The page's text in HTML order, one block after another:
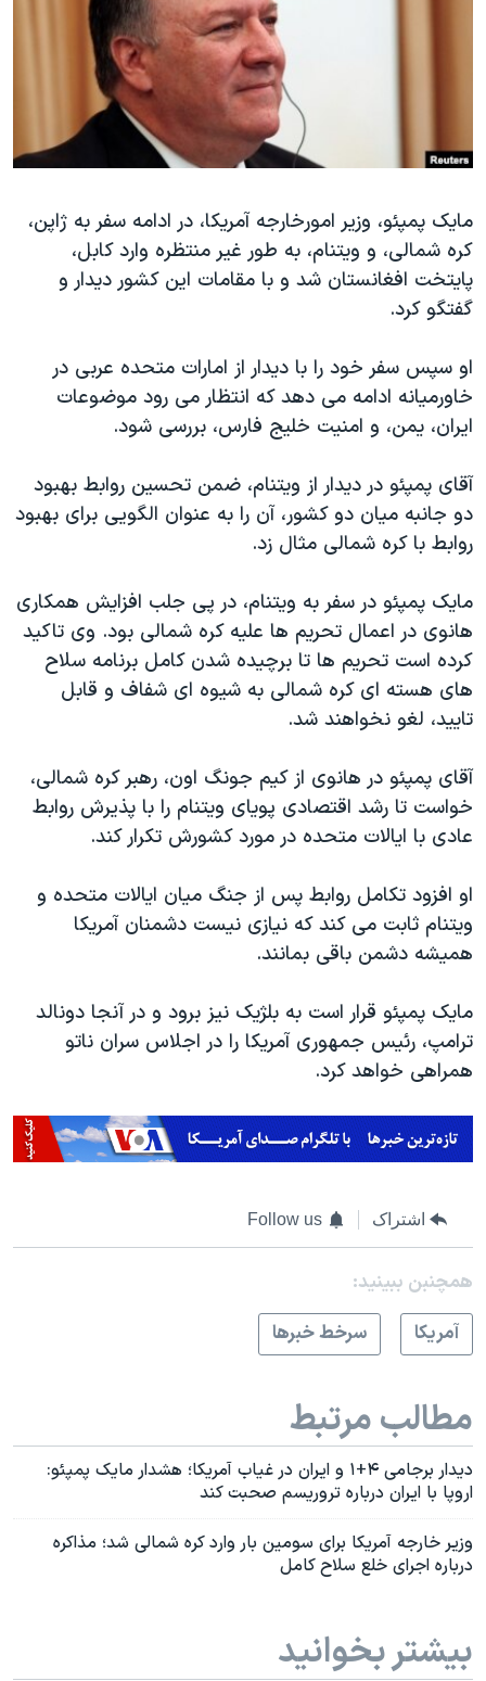
گالری عکس
آرشیو پخش زنده
انتخابات ریاست جمهوری آمریکا ۲۰۲۴
حمله جمهوری اسلامی به اسرائیل
اعتراضات زن، زندگی، آزادی
مجموعه مستندهای دادخواهی
تریبونال مردمی آبان ۹۸
چهل سال گروگان‌گیری
قانون شفافیت دارائی کادر رهبری ایران
اسرائیل در جنگ
نرگس محمدی برنده جایزه نوبل صلح
صفحه‌های ویژه
سفر پرزیدنت ترامپ به چین
زبانهای مختلف
مایک پمپئو، وزیر امورخارجه آمریکا، در ادامه سفر به ژاپن،
کره شمالی، و ویتنام، به طور غیر منتظره وارد کابل،
پایتخت افغانستان شد و با مقامات این کشور دیدار و
گفتگو کرد.
او سپس سفر خود را با دیدار از امارات متحده عربی در
خاورمیانه ادامه می دهد که انتظار می رود موضوعات
ایران، یمن، و امنیت خلیج فارس، بررسی شود.
آقای پمپئو در دیدار از ویتنام، ضمن تحسین روابط بهبود
دو جانبه میان دو کشور، آن را به عنوان الگویی برای بهبود
روابط با کره شمالی مثال زد.
مایک پمپئو در سفر به ویتنام، در پی جلب افزایش همکاری
هانوی در اعمال تحریم ها علیه کره شمالی بود. وی تاکید
کرده است تحریم ها تا برچیده شدن کامل برنامه سلاح
های هسته ای کره شمالی به شیوه ای شفاف و قابل
تایید، لغو نخواهند شد.
آقای پمپئو در هانوی از کیم جونگ اون، رهبر کره شمالی،
خواست تا رشد اقتصادی پویای ویتنام را با پذیرش روابط
عادی با ایالات متحده در مورد کشورش تکرار کند.
او افزود تکامل روابط پس از جنگ میان ایالات متحده و
ویتنام ثابت می کند که نیازی نیست دشمنان آمریکا
همیشه دشمن باقی بمانند.
مایک پمپئو قرار است به بلژیک نیز برود و در آنجا دونالد
ترامپ، رئیس جمهوری آمریکا را در اجلاس سران ناتو
همراهی خواهد کرد.
اشتراک Follow us
همچنبن ببینید:
آمريکا
سرخط خبرها
مطالب مرتبط
دیدار برجامی ۴+۱ و ایران در غیاب آمریکا؛ هشدار مایک پمپئو:
اروپا با ایران درباره تروریسم صحبت کند
وزیر خارجه آمریکا برای سومین بار وارد کره شمالی شد؛ مذاکره
درباره اجرای خلع سلاح کامل
بیشتر بخوانید